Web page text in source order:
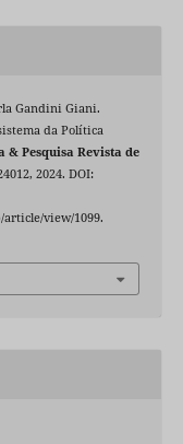
Gandini Giani.
da Política
& Pesquisa Revista de
2024. DOI:
view/1099.